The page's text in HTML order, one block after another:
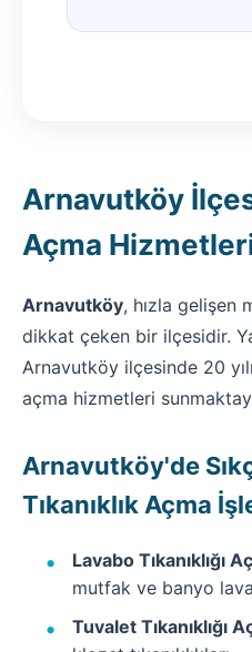
Arnavutköy
Açma
Arnavutköy, hızla gelişen
dikkat çeken bir ilçesidir.
Arnavutköy ilçesinde 20
açma hizmetleri
Arnavutköy'de
Tıkanıklık Açma
Lavabo Tıkanıklığı
mutfak ve banyo
Tuvalet Tıkanıklığı